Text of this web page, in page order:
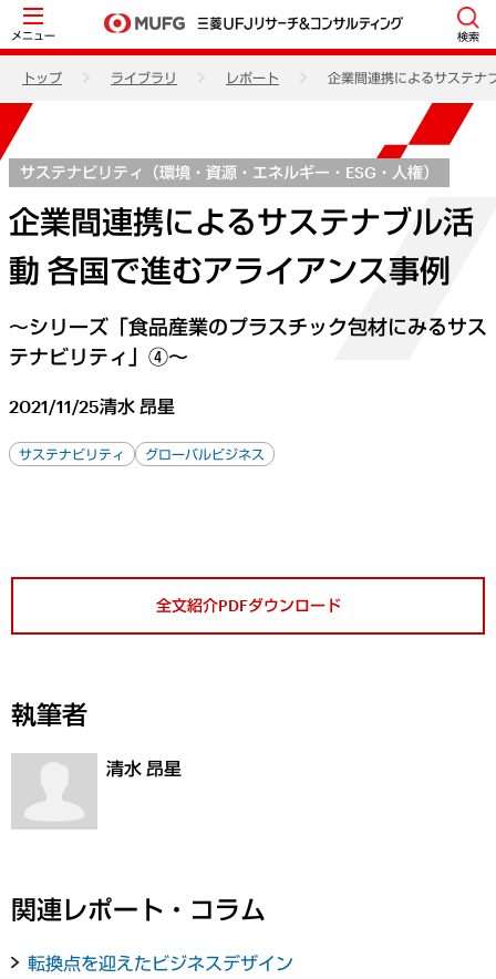
メニュー 検索
トップ ライブラリ レポート 企業間連携によるサステナ
サステナビリティ（環境・資源・エネルギー・ESG・人権）
企業間連携によるサステナブル活
動 各国で進むアライアンス事例
～シリーズ「食品産業のプラスチック包材にみるサス
テナビリティ」④～
2021/11/25清水 昂星
サステナビリティ グローバルビジネス
全文紹介PDFダウンロード
執筆者
清水 昂星
関連レポート・コラム
転換点を迎えたビジネスデザイン